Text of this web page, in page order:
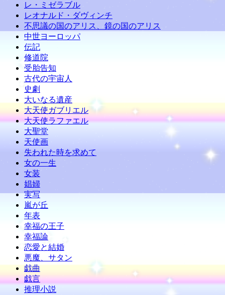
レ・ミゼラブル
レオナルド・ダヴィンチ
不思議の国のアリス、鏡の国のアリス
中世ヨーロッパ
伝記
修道院
受胎告知
古代の宇宙人
史劇
大いなる遺産
大天使ガブリエル
大天使ラファエル
大聖堂
天使画
失われた時を求めて
女の一生
女装
娼婦
実写
嵐が丘
年表
幸福の王子
幸福論
恋愛と結婚
悪魔、サタン
戯曲
戯言
推理小説